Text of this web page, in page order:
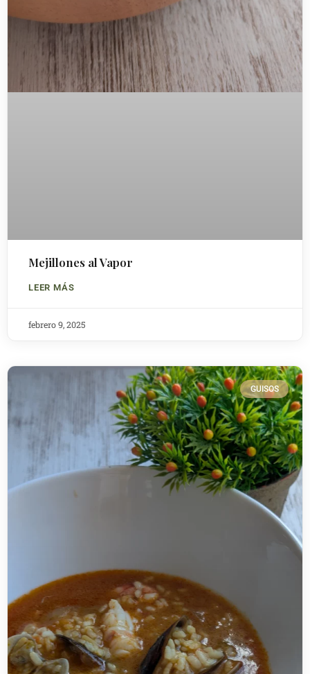
Mejillones al Vapor
LEER MÁS
febrero 9, 2025
GUISOS